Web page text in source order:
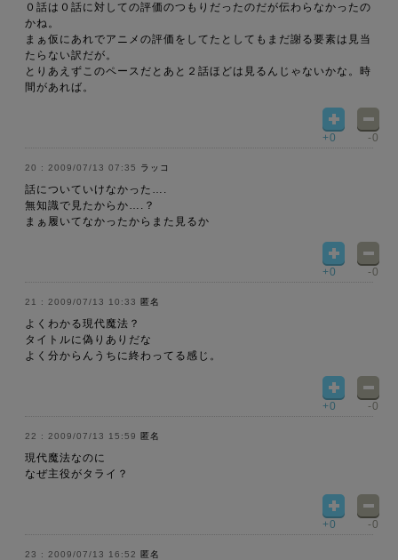
０話は０話に対しての評価のつもりだったのだが伝わらなかったの
かね。
まぁ仮にあれでアニメの評価をしてたとしてもまだ謝る要素は見当
たらない訳だが。
とりあえずこのペースだとあと２話ほどは見るんじゃないかな。時
間があれば。
+0 -0
2009/07/13 07:35 ラッコ
話についていけなかった….
無知識で見たからか….？
まぁ履いてなかったからまた見るか
+0 -0
2009/07/13 10:33 匿名
よくわかる現代魔法？
タイトルに偽りありだな
よく分からんうちに終わってる感じ。
+0 -0
2009/07/13 15:59 匿名
現代魔法なのに
なぜ主役がタライ？
+0 -0
2009/07/13 16:52 匿名